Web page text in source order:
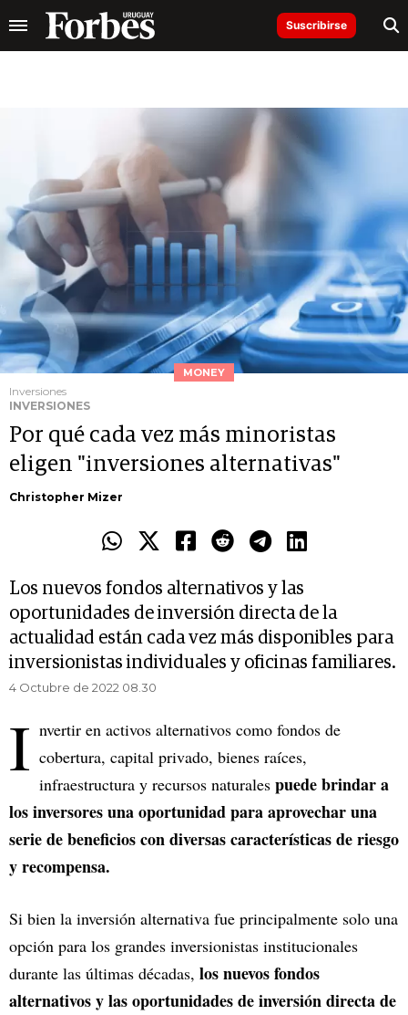
Suscribirse
MONEY
Inversiones
INVERSIONES
Por qué cada vez más minoristas
eligen "inversiones alternativas"
Christopher Mizer
Los nuevos fondos alternativos y las
oportunidades de inversión directa de la
actualidad están cada vez más disponibles para
inversionistas individuales y oficinas familiares.
4 Octubre de 2022 08.30
I nvertir en activos alternativos como fondos de
cobertura, capital privado, bienes raíces,
infraestructura y recursos naturales puede brindar a
los inversores una oportunidad para aprovechar una
serie de beneficios con diversas características de riesgo
y recompensa.
Si bien la inversión alternativa fue principalmente solo una
opción para los grandes inversionistas institucionales
durante las últimas décadas, los nuevos fondos
alternativos y las oportunidades de inversión directa de